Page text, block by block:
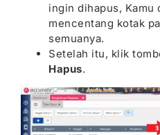
ingin dihapus, Kamu
mencentang kotak
semuanya.
Setelah itu, klik
Hapus.